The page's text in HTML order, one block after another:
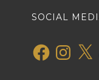
SOCIAL
FacebookInstagram
X